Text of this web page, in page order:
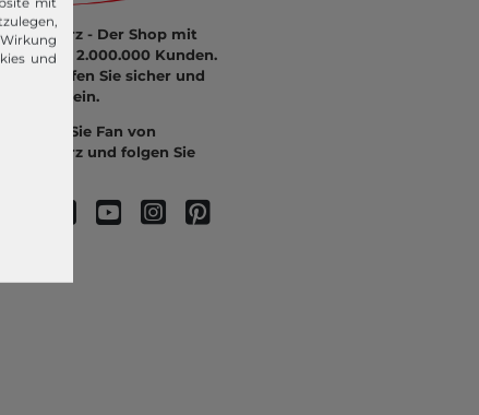
modeherz - Der Shop mit
mehr als 2.000.000 Kunden.
Hier kaufen Sie sicher und
bequem ein.
Werden Sie Fan von
modeherz und folgen Sie
und